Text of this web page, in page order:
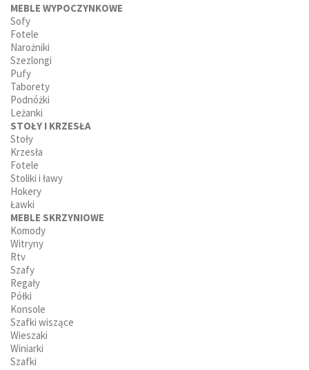
MEBLE WYPOCZYNKOWE
Sofy
Fotele
Narożniki
Szezlongi
Pufy
Taborety
Podnóżki
Leżanki
STOŁY I KRZESŁA
Stoły
Krzesła
Fotele
Stoliki i ławy
Hokery
Ławki
MEBLE SKRZYNIOWE
Komody
Witryny
Rtv
Szafy
Regały
Półki
Konsole
Szafki wiszące
Wieszaki
Winiarki
Szafki